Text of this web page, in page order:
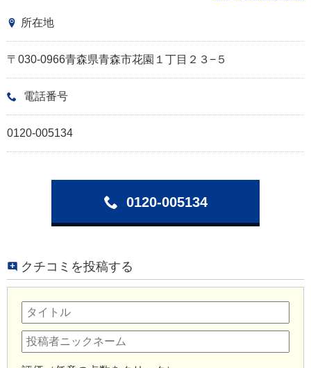
所在地
〒030-0966青森県青森市花園１丁目２３−５
電話番号
0120-005134
0120-005134
クチコミを投稿する